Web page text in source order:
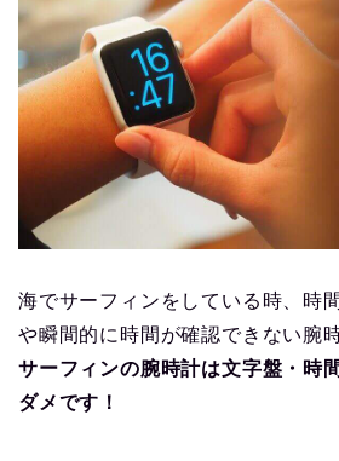
海でサーフィンをしている時、時
や瞬間的に時間が確認できない腕
サーフィンの腕時計は文字盤・時
ダメです！